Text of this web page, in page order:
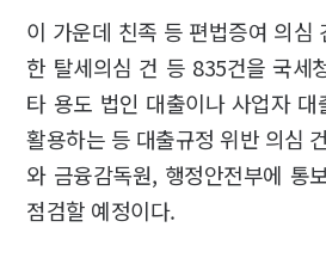
이 가운데 친족 등 편법증여 의심
한 탈세의심 건 등 835건을 국세
타 용도 법인 대출이나 사업자 대
활용하는 등 대출규정 위반 의심
와 금융감독원, 행정안전부에 통
점검할 예정이다.